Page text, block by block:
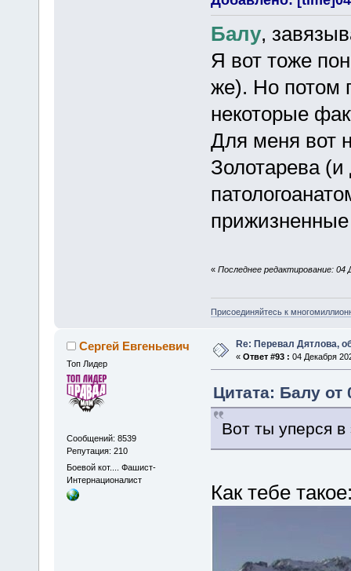
Балу,
Я вот тоже
же). Но потом
некоторые
Для меня вот
Золотарева (и
« Последнее редактирование: 04
Присоединяйтесь к
Сергей Евгеньевич
Топ Лидер
Сообщений: 8539
Репутация: 210
Боевой кот.... Фашист-
Интернационалист
Re: Перевал Дятлова,
« Ответ #93 : 04 Декабря
Цитата: Балу от
Вот ты уперся
Как тебе